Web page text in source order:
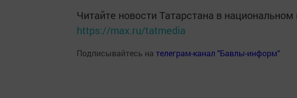
Читайте новости Татарстана в
https://max.ru/tatmedia
Подписывайтесь на телеграм-канал "Бавлы-информ"